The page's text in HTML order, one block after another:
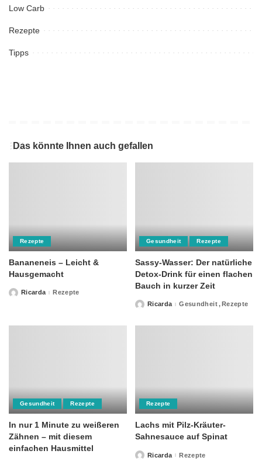
Low Carb
Rezepte
Tipps
Das könnte Ihnen auch gefallen
Rezepte
Bananeneis – Leicht &
Hausgemacht
PostedRicarda Rezepte
Gesundheit Rezepte
Sassy-Wasser: Der natürliche
Detox-Drink für einen flachen
Bauch in kurzer Zeit
PostedRicarda Gesundheit Rezepte
Gesundheit Rezepte
In nur 1 Minute zu weißeren
Zähnen – mit diesem
einfachen Hausmittel
Rezepte
Lachs mit Pilz-Kräuter-
Sahnesauce auf Spinat
PostedRicarda Rezepte